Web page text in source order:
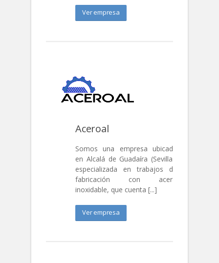
Ver empresa
Aceroal
Somos una empresa ubicada
en Alcalá de Guadaíra (Sevilla),
especializada en trabajos de
fabricación con acero
inoxidable, que cuenta [...]
Ver empresa